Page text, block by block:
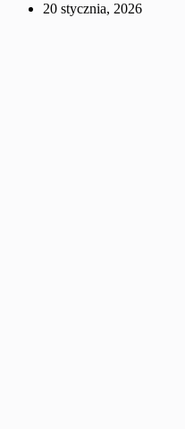
20 stycznia, 2026